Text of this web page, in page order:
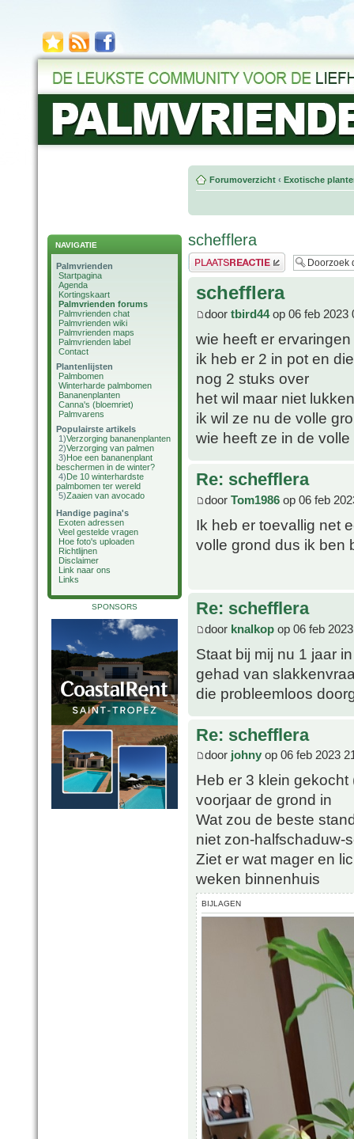
NAVIGATIE
Palmvrienden
Startpagina
Agenda
Kortingskaart
Palmvrienden forums
Palmvrienden chat
Palmvrienden wiki
Palmvrienden maps
Palmvrienden label
Contact
Plantenlijsten
Palmbomen
Winterharde palmbomen
Bananenplanten
Canna's (bloemriet)
Palmvarens
Populairste artikels
1)Verzorging bananenplanten
2)Verzorging van palmen
3)Hoe een bananenplant
beschermen in de winter?
4)De 10 winterhardste
palmbomen ter wereld
5)Zaaien van avocado
Handige pagina's
Exoten adressen
Veel gestelde vragen
Hoe foto's uploaden
Richtlijnen
Disclaimer
Link naar ons
Links
SPONSORS
Forumoverzicht ‹ Exotische
schefflera
Plaats een reactie
schefflera
door tbird44op 06 feb 2023
wie heeft er
ik heb er 2 in pot en
nog 2 stuks over
het wil maar niet
ik wil ze nu de volle
wie heeft ze in de
Re: schefflera
door Tom1986 op 06 feb
Ik heb er toevallig net
volle grond dus ik ben
Re: schefflera
door knalkop op 06 feb
Staat bij mij nu 1 jaar
gehad van
die probleemloos
Re: schefflera
door johny op 06 feb 2023
Heb er 3 klein
voorjaar de grond in
Wat zou de beste
niet zon-halfschaduw-
Ziet er wat mager en
weken binnenhuis
BIJLAGEN